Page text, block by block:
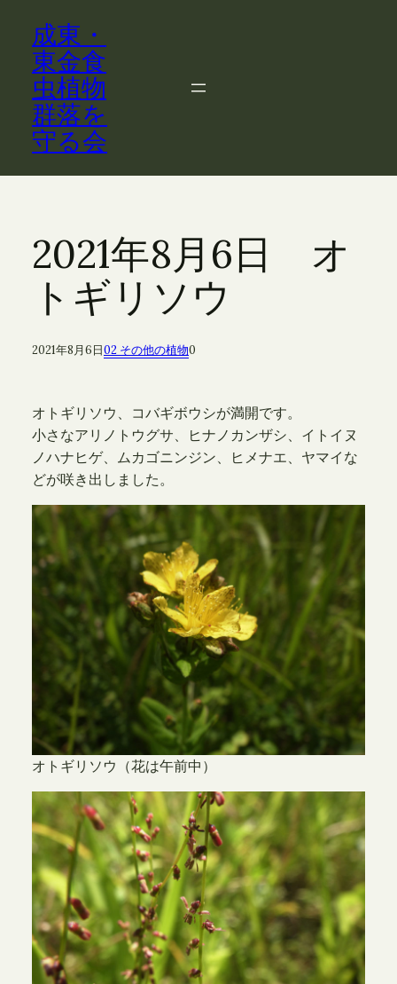
成東・
東金食
虫植物
群落を
守る会
2021年8月6日 オ
トギリソウ
2021年8月6日02 その他の植物0
オトギリソウ、コバギボウシが満開です。
小さなアリノトウグサ、ヒナノカンザシ、イトイヌ
ノハナヒゲ、ムカゴニンジン、ヒメナエ、ヤマイな
どが咲き出しました。
オトギリソウ（花は午前中）